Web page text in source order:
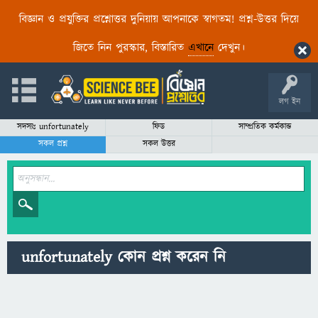
বিজ্ঞান ও প্রযুক্তির প্রশ্নোত্তর দুনিয়ায় আপনাকে স্বাগতম! প্রশ্ন-উত্তর দিয়ে
জিতে নিন পুরস্কার, বিস্তারিত এখানেদেখুন।
লগ ইন
সদস্যঃ unfortunately ফিড
সাম্প্রতিক কর্মকান্ড
সকল প্রশ্ন
সকল উত্তর
unfortunately কোন প্রশ্ন করেন নি